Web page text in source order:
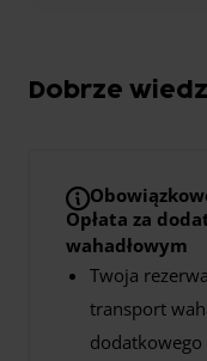
Dobrze
Opłata za
wahadłowym
Twoja
transport
dodatkowego